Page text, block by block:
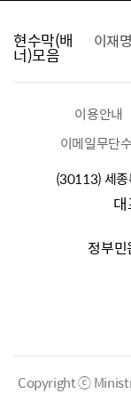
현수막(배
너)모음
찾습니다 이재
이용안내
이메일무단
(30113) 세종
정부
Copyright ⓒ